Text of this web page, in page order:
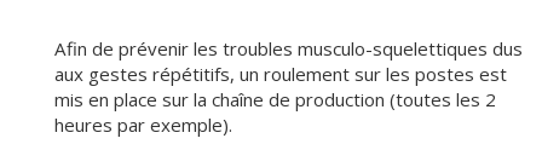
Afin de prévenir les troubles musculo-squelettiques dus
aux gestes répétitifs, un roulement sur les postes est
mis en place sur la chaîne de production (toutes les 2
heures par exemple).